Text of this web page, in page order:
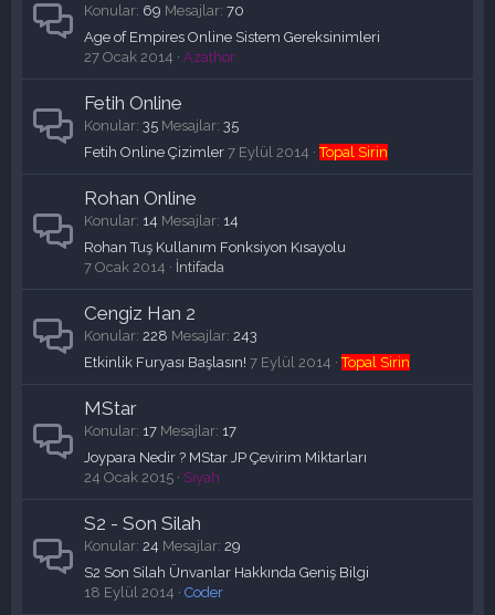
Konular 69 Mesajlar 70
Age of Empires Online Sistem Gereksinimleri
27 Ocak 2014
Azathor
Fetih Online
Konular 35 Mesajlar 35
Fetih Online Çizimler 7 Eylül 2014 Topal Sirin
Rohan Online
Konular 14 Mesajlar 14
Rohan Tuş Kullanım Fonksiyon Kısayolu
7 Ocak 2014
İntifada
Cengiz Han 2
Konular 228 Mesajlar 243
Etkinlik Furyası Başlasın! 7 Eylül 2014 Topal Sirin
MStar
Konular 17 Mesajlar 17
Joypara Nedir ? MStar JP Çevirim Miktarları
24 Ocak 2015
Siyah
S2 - Son Silah
Konular 24 Mesajlar 29
S2 Son Silah Ünvanlar Hakkında Geniş Bilgi
18 Eylül 2014
Coder